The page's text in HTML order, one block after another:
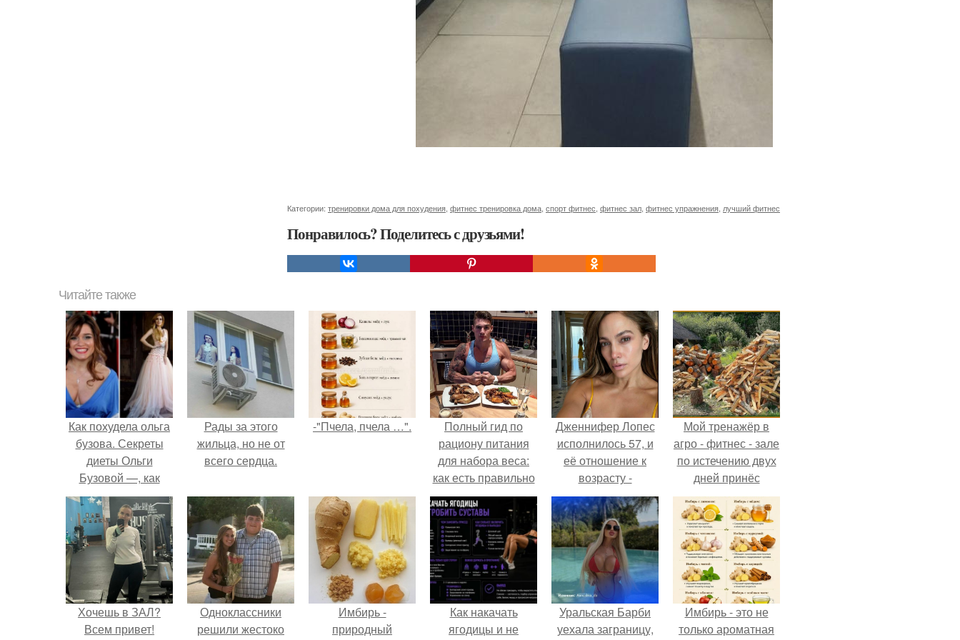
Категории: тренировки дома для похудения фитнес тренировка дома спорт фитнес фитнес зал фитнес упражнения лучший фитнес
Понравилось? Поделитесь с друзьями!
Читайте также
Как похудела ольга
бузова. Секреты
диеты Ольги
Бузовой —, как
питается
популярная
певица, модель,
ведущая ток-шоу?
Рады за этого
жильца, но не от
всего сердца.
-"Пчела, пчела …".
Полный гид по
рациону питания
для набора веса:
как есть правильно
Дженнифер Лопес
исполнилось 57, и
её отношение к
возрасту -
настоящий
манифест
уверенности: "не
говорите, что я
отлично выгляжу
для 57.
Мой тренажёр в
агро - фитнес - зале
по истечению двух
дней принёс
ощутимый
результат.
Хочешь в ЗАЛ?
Всем привет!
Одноклассники
решили жестоко
Имбирь -
природный
Как накачать
ягодицы и не
Уральская Барби
уехала заграницу,
Имбирь - это не
только ароматная